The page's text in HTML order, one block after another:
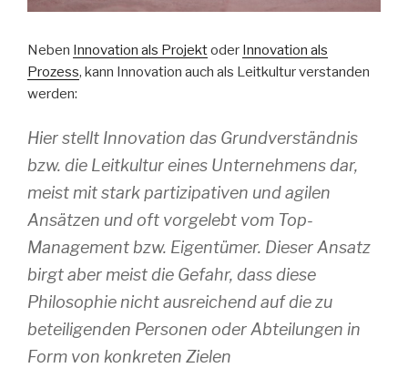
Neben Innovation als Projektoder Innovation als
Prozess, kann Innovation auch als Leitkultur verstanden
werden:
Hier stellt Innovation das Grundverständnis
bzw. die Leitkultur eines Unternehmens dar,
meist mit stark partizipativen und agilen
Ansätzen und oft vorgelebt vom Top-
Management bzw. Eigentümer. Dieser Ansatz
birgt aber meist die Gefahr, dass diese
Philosophie nicht ausreichend auf die zu
beteiligenden Personen oder Abteilungen in
Form von konkreten Zielen